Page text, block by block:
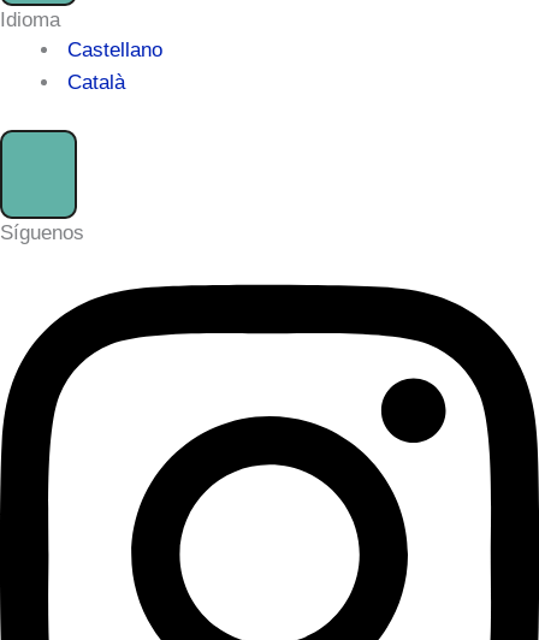
Idioma
Castellano
Català
Síguenos